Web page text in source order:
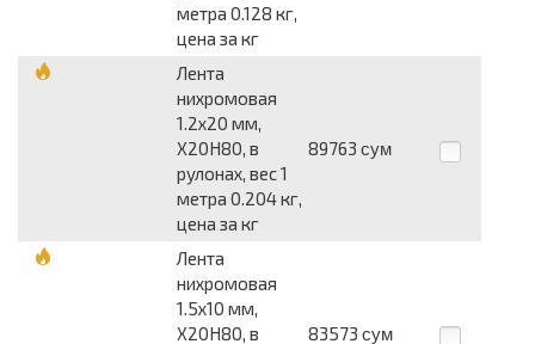
метра 0.128 кг,
цена за кг
Лента
нихромовая
1.2x20 мм,
Х20Н80, в
рулонах, вес 1
метра 0.204 кг,
цена за кг
89763 сум
Лента
нихромовая
1.5x10 мм,
Х20Н80, в
83573 сум